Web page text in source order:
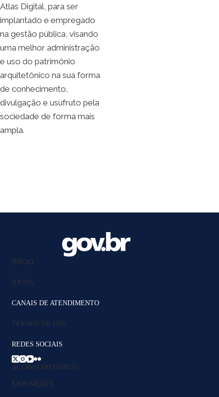
Atlas Digital, para ser
implantado e empregado
na gestão pública, visando
uma melhor administração
e uso do patrimônio
arquitetônico na sua forma
de conhecimento,
divulgação e usufruto pela
sociedade de forma mais
ampla.
INÍCIO
AJUDA
CANAIS DE ATENDIMENTO
TERMOS DE USO
REDES SOCIAIS
ACERVO HISTÓRICO
EXPOSIÇÕES